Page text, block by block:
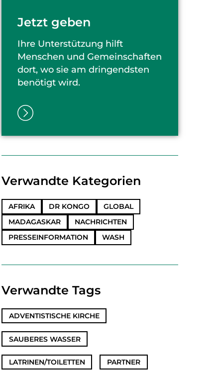
Jetzt geben
Ihre Unterstützung hilft
Menschen und Gemeinschaften
dort, wo sie am dringendsten
benötigt wird.
Verwandte Kategorien
AFRIKA DR KONGO
GLOBAL
MADAGASKAR
NACHRICHTEN
PRESSEINFORMATION
WASH
Verwandte Tags
ADVENTISTISCHE KIRCHE
SAUBERES WASSER
LATRINEN/TOILETTEN PARTNER